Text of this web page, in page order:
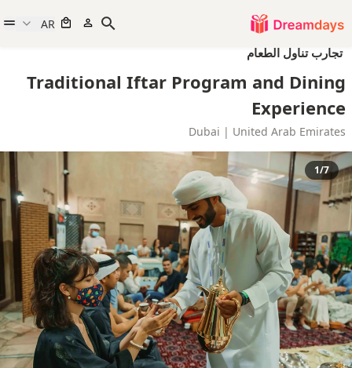
AR
تجارب تناول الطعام
Traditional Iftar Program and Dining
Experience
Dubai | United Arab Emirates
1/7